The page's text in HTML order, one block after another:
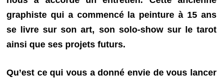
graphiste qui a commencé la peinture à 15 ans
se livre sur son art, son solo-show sur le tarot
ainsi que ses projets futurs.
Qu’est ce qui vous a donné envie de vous lancer